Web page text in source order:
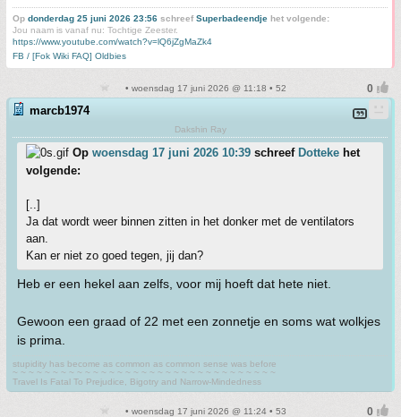
Op donderdag 25 juni 2026 23:56 schreefSuperbadeendje het volgende:
Jou naam is vanaf nu: Tochtige Zeester.
https://www.youtube.com/watch?v=lQ6jZgMaZk4
FB / [Fok Wiki FAQ] Oldbies
• woensdag 17 juni 2026 @ 11:18 • 52
marcb1974
Dakshin Ray
Op woensdag 17 juni 2026 10:39 schreef Dotteke het
volgende:
[..]
Ja dat wordt weer binnen zitten in het donker met de ventilators
aan.
Kan er niet zo goed tegen, jij dan?
Heb er een hekel aan zelfs, voor mij hoeft dat hete niet.
Gewoon een graad of 22 met een zonnetje en soms wat wolkjes
is prima.
stupidity has become as common as common sense was before
~ ~ ~ ~ ~ ~ ~ ~ ~ ~ ~ ~ ~ ~ ~ ~ ~ ~ ~ ~ ~ ~ ~ ~ ~ ~ ~ ~ ~ ~ ~ ~ ~
Travel Is Fatal To Prejudice, Bigotry and Narrow-Mindedness
• woensdag 17 juni 2026 @ 11:24 • 53